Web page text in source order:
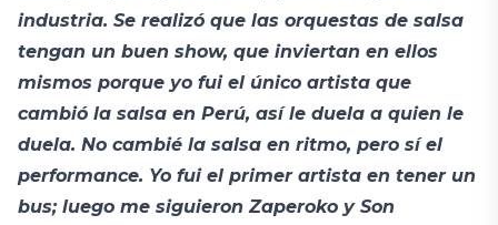
industria. Se realizó que las orquestas de salsa
tengan un buen show, que inviertan en ellos
mismos porque yo fui el único artista que
cambió la salsa en Perú, así le duela a quien le
duela. No cambié la salsa en ritmo, pero sí el
performance. Yo fui el primer artista en tener un
bus; luego me siguieron Zaperoko y Son